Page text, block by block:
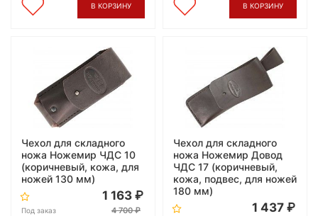
В КОРЗИНУ В КОРЗИНУ
Чехол для складного
ножа Ножемир ЧДС 10
(коричневый, кожа, для
ножей 130 мм)
Под заказ
1 163
4 700
Чехол для складного
ножа Ножемир Довод
ЧДС 17 (коричневый,
кожа, подвес, для ножей
180 мм)
1 437